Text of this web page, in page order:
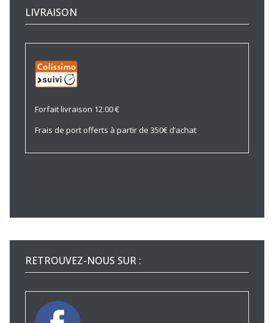
LIVRAISON
Forfait livraison 12.00 €
Frais de port offerts à partir de 350€ d’achat
RETROUVEZ-NOUS SUR :